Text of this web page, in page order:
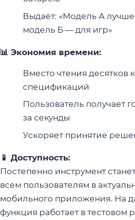
Выдаёт: «Модель А лучше
модель Б — для игр»
📊 Экономия времени:
Вместо чтения десятков
спецификаций
Пользователь получает
за секунды
Ускоряет принятие
📱 Доступность:
Постепенно инструмент
всем пользователям в
мобильного приложения. На
функция работает в тестовом